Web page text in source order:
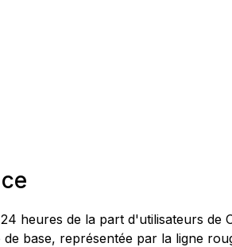
heures de la part d'utilisateurs de
base, représentée par la ligne